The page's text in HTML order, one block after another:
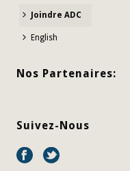
Joindre ADC
English
Nos Partenaires:
Suivez-Nous